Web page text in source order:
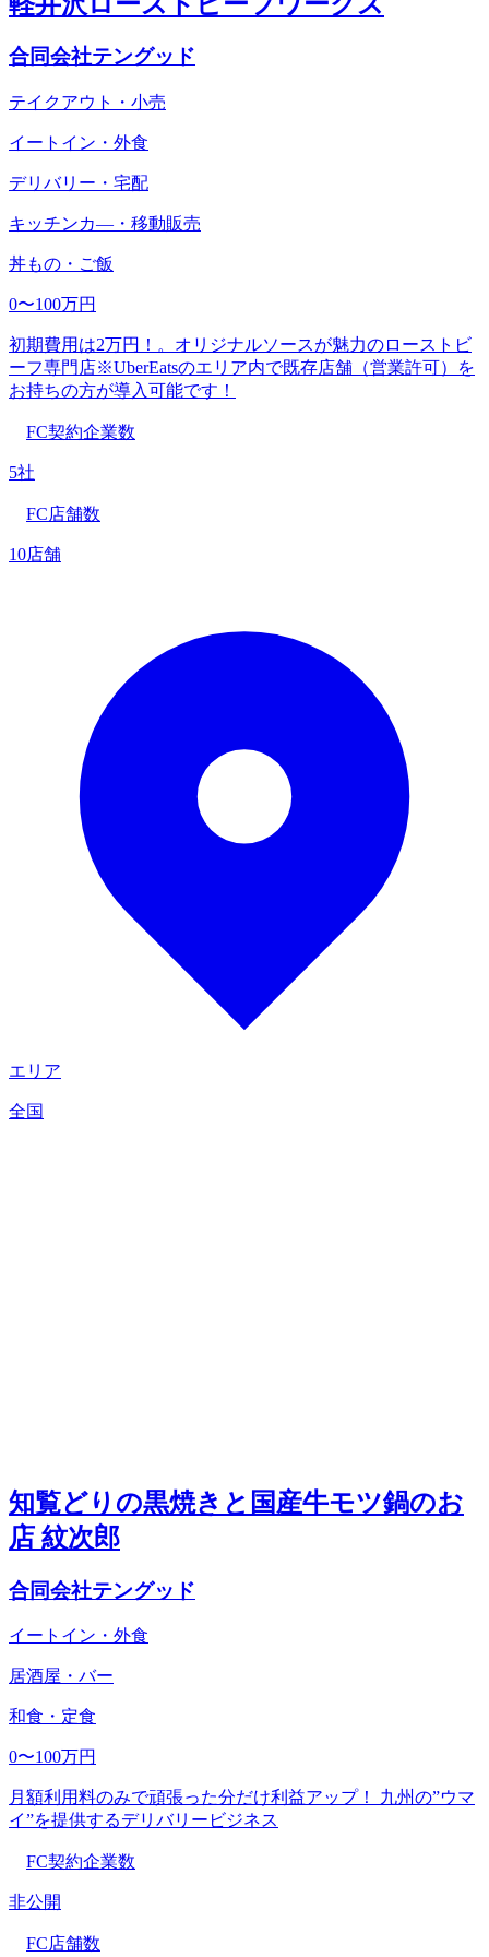
合同会社テングッド
テイクアウト・小売
イートイン・外食
デリバリー・宅配
キッチンカ―・移動販売
丼もの・ご飯
0〜100万円
初期費用は2万円！。オリジナルソースが魅力のローストビ
ーフ専門店※UberEatsのエリア内で既存店舗（営業許可）を
お持ちの方が導入可能です！
FC契約企業数
5社
FC店舗数
10店舗
エリア
全国
知覧どりの黒焼きと国産牛モツ鍋のお
店 紋次郎
合同会社テングッド
イートイン・外食
居酒屋・バー
和食・定食
0〜100万円
月額利用料のみで頑張った分だけ利益アップ！ 九州の”ウマ
イ”を提供するデリバリービジネス
FC契約企業数
非公開
FC店舗数